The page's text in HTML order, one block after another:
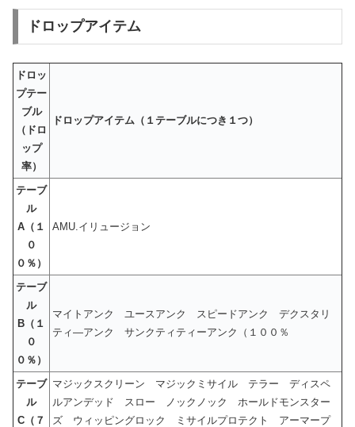
ドロップアイテム
ドロッ
プテー
ブル
（ドロ
ップ
率）
ドロップアイテム（１テーブルにつき１つ）
テーブ
ル
A（１
０
０％）
AMU.イリュージョン
テーブ
ル
B（１
０
０％）
マイトアンク ユースアンク スピードアンク デクスタリ
ティ―アンク サンクティティーアンク（１００％
テーブ
ル
C（７
マジックスクリーン マジックミサイル テラー ディスペ
ルアンデッド スロー ノックノック ホールドモンスター
ズ ウィッピングロック ミサイルプロテクト アーマープ